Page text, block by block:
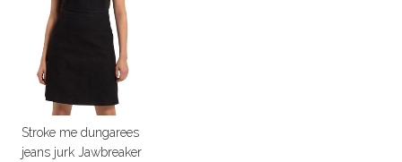
Stroke me dungarees
jeans jurk Jawbreaker